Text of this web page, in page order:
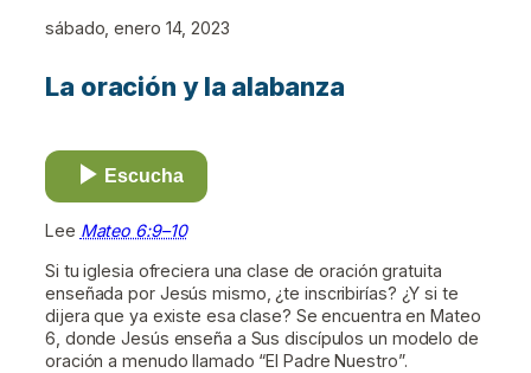
sábado, enero 14, 2023
La oración y la alabanza
Escucha
Lee Mateo 6:9–10
Si tu iglesia ofreciera una clase de oración gratuita
enseñada por Jesús mismo, ¿te inscribirías? ¿Y si te
dijera que ya existe esa clase? Se encuentra en Mateo
6, donde Jesús enseña a Sus discípulos un modelo de
oración a menudo llamado “El Padre Nuestro”.